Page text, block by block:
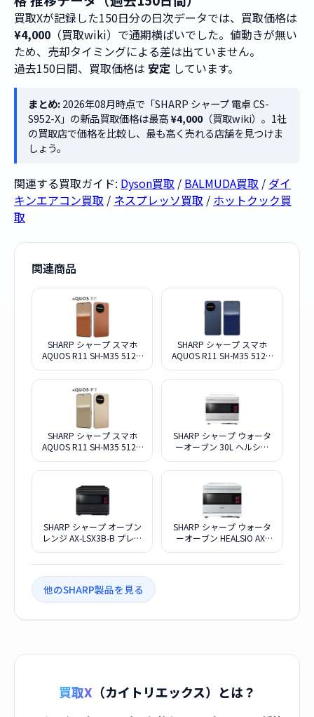
買取Xが記録した150日分の日次データでは、買取価格は
¥4,000 （買取wiki）で通期横ばいでした。値動きが無い
ため、売却タイミングによる差は出ていません。
過去150日間、買取価格は 安定 しています。
まとめ:2026年08月時点で「SHARP シャープ 電卓 CS-
S952-X」の新品買取価格は最高¥4,000（買取wiki）。1社
の買取店で価格を比較し、最も高く売れる店舗を見つけま
しょう。
関連する買取ガイド: Dyson買取 / BALMUDA買取 / ダイ
キンエアコン買取 / ネスプレッソ買取 / ホットクック買
取
関連商品
SHARP シャープ スマホ
AQUOS R11 SH-M35 512G
SHARP シャープ スマホ
AQUOS R11 SH-M35 512G
SHARP シャープ スマホ
AQUOS R11 SH-M35 512G
SHARP シャープ ウォータ
ーオーブン 30L ヘルシオ
ルホワイト
SHARP シャープ オーブン
レンジ AX-LSX3B-B プレミ
SHARP シャープ ウォータ
ーオーブン HEALSIO AX-
他のSHARP製品を見る
買取X （カイトリエックス）とは？